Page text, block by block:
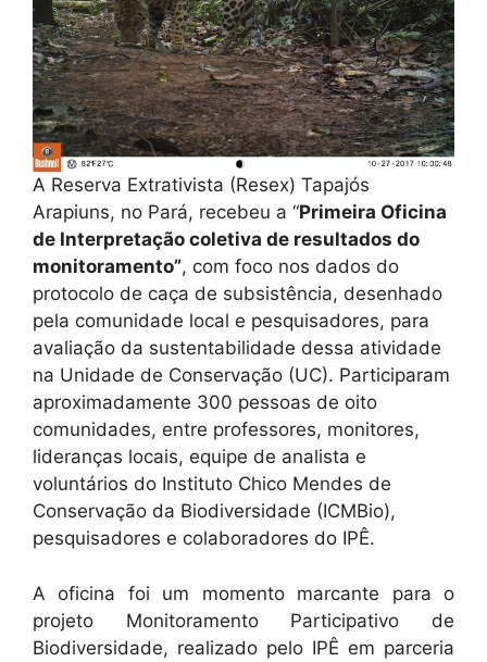
A Reserva Extrativista (Resex) Tapajós
Arapiuns, no Pará, recebeu a “Primeira Oficina
de Interpretação coletiva de resultados do
monitoramento”, com foco nos dados do
protocolo de caça de subsistência, desenhado
pela comunidade local e pesquisadores, para
avaliação da sustentabilidade dessa atividade
na Unidade de Conservação (UC). Participaram
aproximadamente 300 pessoas de oito
comunidades, entre professores, monitores,
lideranças locais, equipe de analista e
voluntários do Instituto Chico Mendes de
Conservação da Biodiversidade (ICMBio),
pesquisadores e colaboradores do IPÊ.
A oficina foi um momento marcante para o
projeto Monitoramento Participativo de
Biodiversidade, realizado pelo IPÊ em parceria